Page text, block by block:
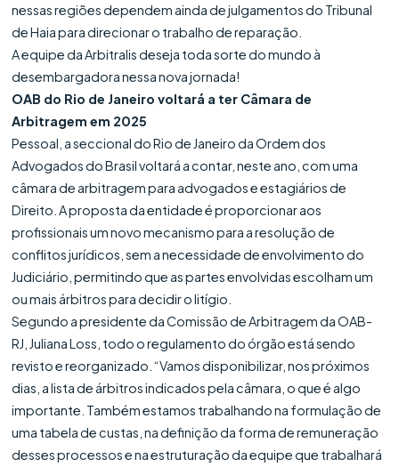
nessas regiões dependem ainda de julgamentos do Tribunal
de Haia para direcionar o trabalho de reparação.
A equipe da Arbitralis deseja toda sorte do mundo à
desembargadora nessa nova jornada!
OAB do Rio de Janeiro voltará a ter Câmara de
Arbitragem em 2025
Pessoal, a seccional do Rio de Janeiro da Ordem dos
Advogados do Brasil voltará a contar, neste ano, com uma
câmara de arbitragem para advogados e estagiários de
Direito. A proposta da entidade é proporcionar aos
profissionais um novo mecanismo para a resolução de
conflitos jurídicos, sem a necessidade de envolvimento do
Judiciário, permitindo que as partes envolvidas escolham um
ou mais árbitros para decidir o litígio.
Segundo a presidente da Comissão de Arbitragem da OAB-
RJ, Juliana Loss, todo o regulamento do órgão está sendo
revisto e reorganizado. “Vamos disponibilizar, nos próximos
dias, a lista de árbitros indicados pela câmara, o que é algo
importante. Também estamos trabalhando na formulação de
uma tabela de custas, na definição da forma de remuneração
desses processos e na estruturação da equipe que trabalhará